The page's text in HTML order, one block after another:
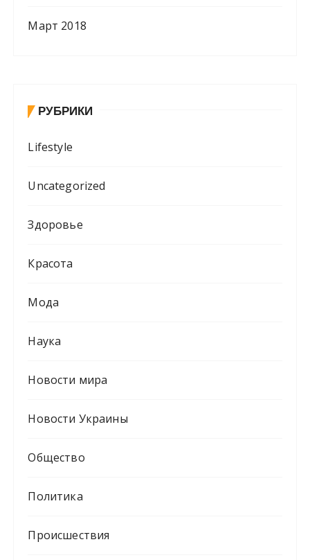
Март 2018
РУБРИКИ
Lifestyle
Uncategorized
Здоровье
Красота
Мода
Наука
Новости мира
Новости Украины
Общество
Политика
Происшествия